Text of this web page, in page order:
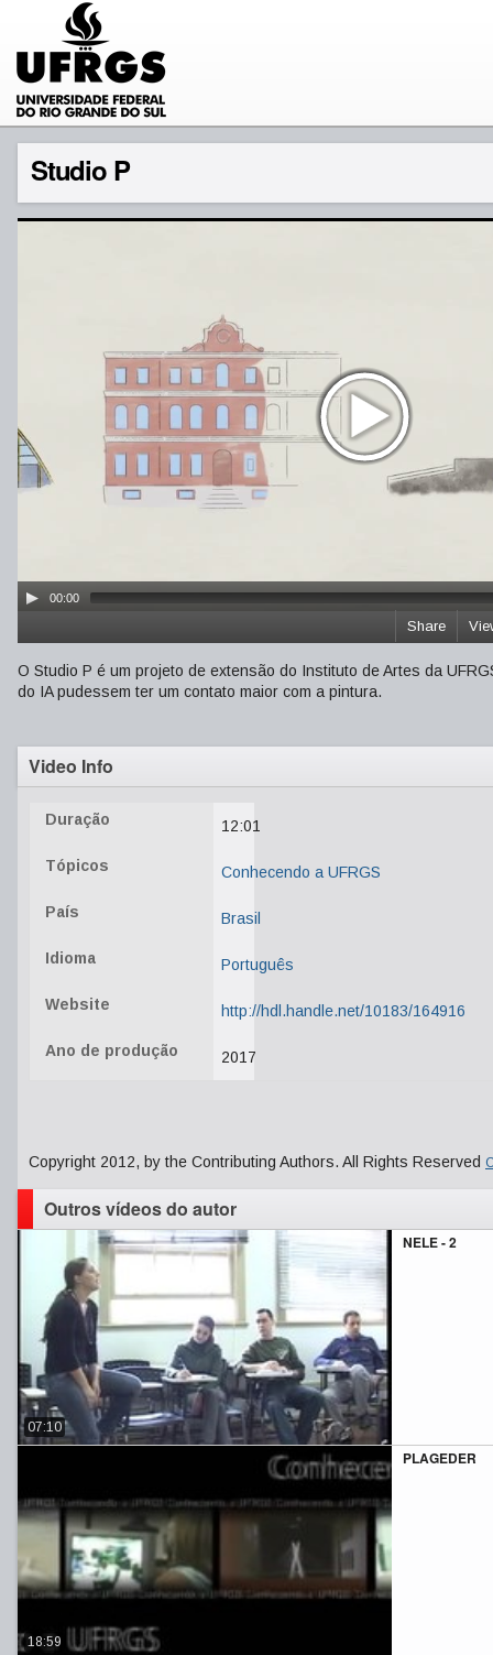
Studio P
00:00
Share
O Studio P é um projeto de extensão do Instituto de Artes da
do IA pudessem ter um contato maior com a pintura.
Video Info
Duração 12:01
Tópicos Conhecendo a UFRGS
País Brasil
Idioma Português
Website http://hdl.handle.net/10183/164916
Ano de produção 2017
Copyright 2012, by the Contributing Authors. All Rights Reserved
Outros vídeos do autor
NELE - 2
07:10
PLAGEDER
18:59